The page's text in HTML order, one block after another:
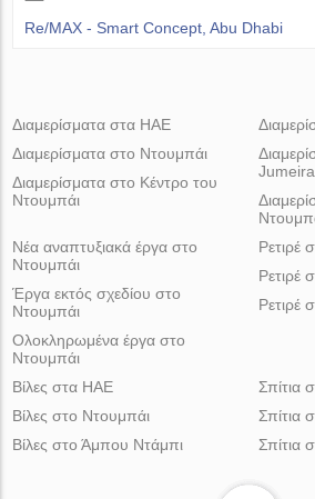
Re/MAX - Smart Concept, Abu Dhabi
Διαμερίσματα στα ΗΑΕ
Διαμερίσματα στο Ντουμπάι
Διαμερίσματα στο Κέντρο του
Ντουμπάι
Νέα αναπτυξιακά έργα στο
Ντουμπάι
Έργα εκτός σχεδίου στο
Ντουμπάι
Ολοκληρωμένα έργα στο
Ντουμπάι
Ρετιρέ
Ρετιρέ
Ρετιρέ
Βίλες στα ΗΑΕ
Βίλες στο Ντουμπάι
Βίλες στο Άμπου Ντάμπι
Σπίτια
Σπίτια
Σπίτια